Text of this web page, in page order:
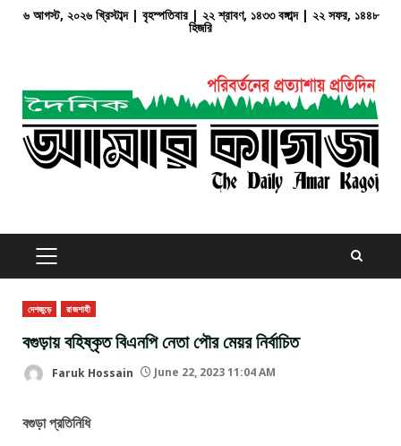
Skip৬ আগস্ট, ২০২৬ খ্রিস্টাব্দ | বৃহস্পতিবার | ২২ শ্রাবণ, ১৪৩৩ বঙ্গাব্দ | ২২ সফর, ১৪৪৮
হিজরি
PRIMARY
MENU
দেশজুড়ে রাজশাহী
বগুড়ায় বহিষ্কৃত বিএনপি নেতা পৌর মেয়র নির্বাচিত
Faruk Hossain June 22, 2023 11:04 AM
বগুড়া প্রতিনিধি